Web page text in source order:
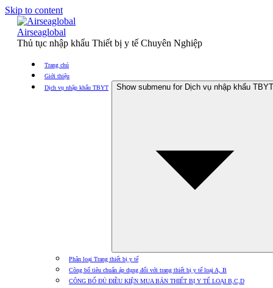
Skip to content
Airseaglobal
Thủ tục nhập khẩu Thiết bị y tế Chuyên Nghiệp
Trang chủ
Giới thiệu
Dịch vụ nhập khẩu TBYT
Show submenu for Dịch vụ nhập khẩu TBYT
Phân loại Trang thiết bị y tế
Công bố tiêu chuẩn áp dụng đối với trang thiết bị y tế loại A, B
CÔNG BỐ ĐỦ ĐIỀU KIỆN MUA BÁN THIẾT BỊ Y TẾ LOẠI B,C,D